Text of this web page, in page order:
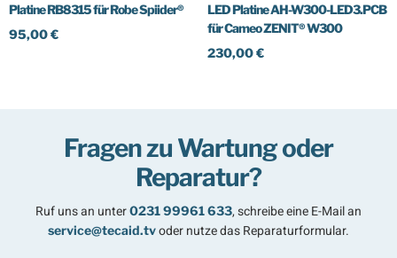
Platine RB8315 für Robe Spiider®
95,00€
LED Platine AH-W300-LED3.PCB
für Cameo ZENIT® W300
230,00€
Fragen zu Wartung oder
Reparatur?
Ruf uns an unter0231 99961 633, schreibe eine E-Mail an
service@tecaid.tvoder nutze das Reparaturformular.